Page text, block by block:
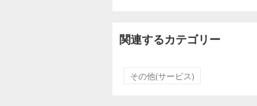
関連するカテゴリー
その他(サービス)